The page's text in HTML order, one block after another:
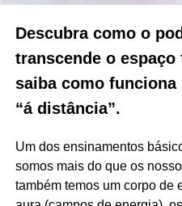
Descubra como o
transcende o
saiba como funciona
“á distância”.
Um dos ensinamentos
somos mais do que os
também temos um corpo de